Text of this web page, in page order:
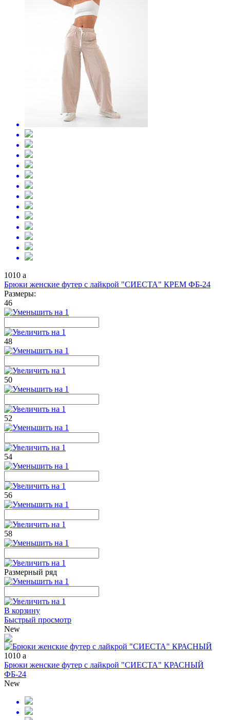
1010 a
Брюки женские футер с лайкрой "СИЕСТА" КРЕМ ФБ-24
Размеры:
46
48
50
52
54
56
58
Размерный ряд
В корзину
Быстрый просмотр
New
1010 a
Брюки женские футер с лайкрой "СИЕСТА" КРАСНЫЙ
ФБ-24
New